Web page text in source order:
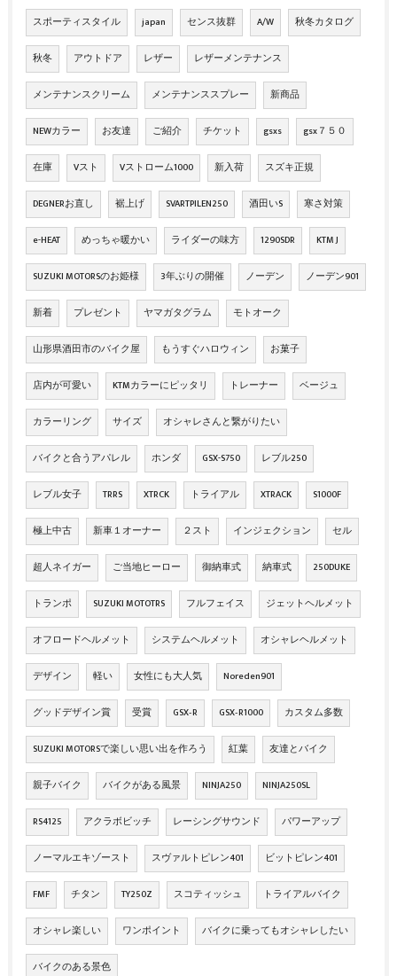
スポーティスタイル japan センス抜群 A/W 秋冬カタログ
秋冬 アウトドア レザー レザーメンテナンス
メンテナンスクリーム メンテナンススプレー 新商品
NEWカラー お友達 ご紹介 チケット gsxs gsx７５０
在庫 Vスト Vストローム1000 新入荷 スズキ正規
DEGNERお直し 裾上げ SVARTPILEN250 酒田いS 寒さ対策
e-HEAT めっちゃ暖かい ライダーの味方 1290SDR KTM J
SUZUKI MOTORSのお姫様 3年ぶりの開催 ノーデン ノーデン901
新着 プレゼント ヤマガタグラム モトオーク
山形県酒田市のバイク屋 もうすぐハロウィン お菓子
店内が可愛い KTMカラーにピッタリ トレーナー ベージュ
カラーリング サイズ オシャレさんと繋がりたい
バイクと合うアパレル ホンダ GSX-S750 レブル250
レブル女子 TRRS XTRCK トライアル XTRACK S1000F
極上中古 新車１オーナー ２スト インジェクション セル
超人ネイガー ご当地ヒーロー 御納車式 納車式 250DUKE
トランポ SUZUKI MOTOTRS フルフェイス ジェットヘルメット
オフロードヘルメット システムヘルメット オシャレヘルメット
デザイン 軽い 女性にも大人気 Noreden901
グッドデザイン賞 受賞 GSX‐R GSX‐R1000 カスタム多数
SUZUKI MOTORSで楽しい思い出を作ろう 紅葉 友達とバイク
親子バイク バイクがある風景 NINJA250 NINJA250SL
RS4125 アクラボビッチ レーシングサウンド パワーアップ
ノーマルエキゾースト スヴァルトピレン401 ビットピレン401
FMF チタン TY250Z スコティッシュ トライアルバイク
オシャレ楽しい ワンポイント バイクに乗ってもオシャレしたい
バイクのある景色